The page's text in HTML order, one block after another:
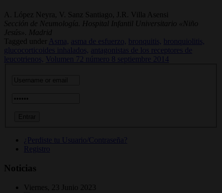
A. López Neyra, V. Sanz Santiago, J.R. Villa Asensi
Sección de Neumología. Hospital Infantil Universitario «Niño
Jesús». Madrid
Tagged under
Asma, asma de esfuerzo, bronquitis, bronquiolitis,
glucocorticoides inhalados, antagonistas de los receptores de
leucotrienos,
Volumen 72 número 8 septiembre 2014
¿Perdiste tu Usuario/Contraseña?
Registro
Noticias
Viernes, 23 Junio 2023